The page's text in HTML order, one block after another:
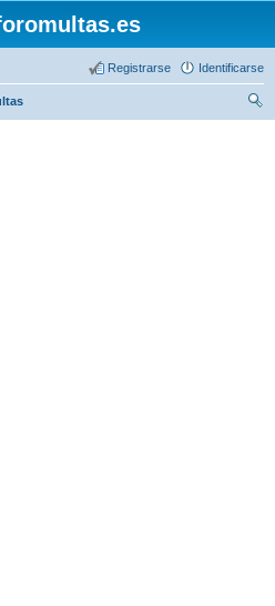
Identificarse
Registrarse